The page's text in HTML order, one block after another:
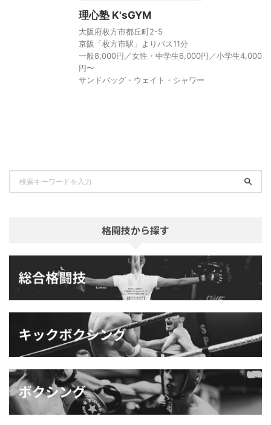
理心塾 K'sGYM
大阪府枚方市都丘町2-5
京阪「枚方市駅」よりバス11分
一般8,000円／女性・中学生6,000円／小学生4,000
円〜
サンドバッグ・ウェイト・シャワー
格闘技から探す